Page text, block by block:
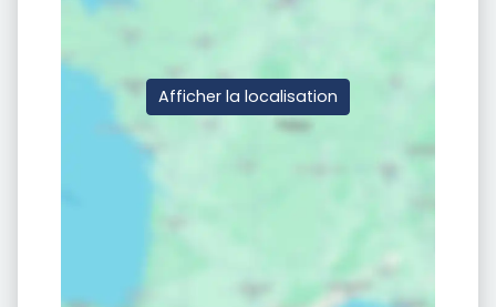
Afficher la localisation